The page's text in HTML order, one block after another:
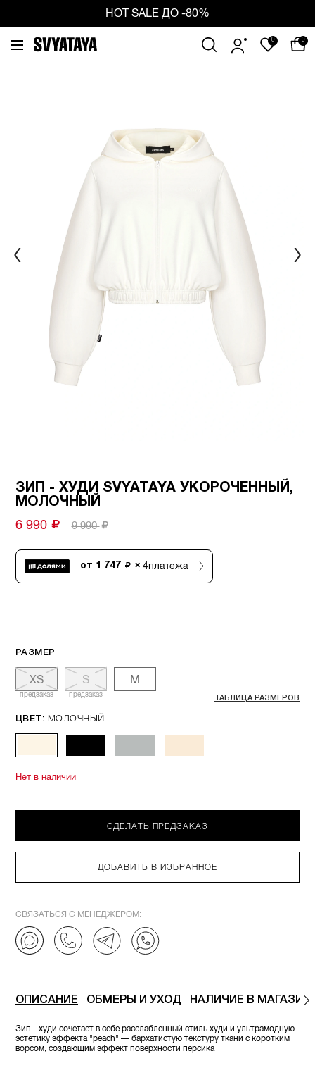
HOT SALE ДО -80%
0 0
ЗИП - ХУДИ SVYATAYA УКОРОЧЕННЫЙ,
МОЛОЧНЫЙ
6 990 9 990
от 1 747 × 4платежа
РАЗМЕР
XS
предзаказ
S
предзаказ
M
ТАБЛИЦА РАЗМЕРОВ
ЦВЕТ: МОЛОЧНЫЙ
Нет в наличии
СДЕЛАТЬ ПРЕДЗАКАЗ
ДОБАВИТЬ В ИЗБРАННОЕ
СВЯЗАТЬСЯ С МЕНЕДЖЕРОМ:
ОПИСАНИЕ ОБМЕРЫ И УХОД НАЛИЧИЕ В
Зип - худи сочетает в себе расслабленный стиль худи и ультрамодную
эстетику эффекта "peach" — бархатистую текстуру ткани с коротким
ворсом, создающим эффект поверхности персика